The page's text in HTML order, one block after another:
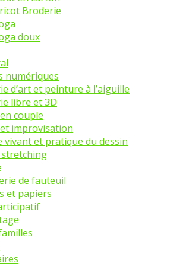
Broderie
doux
numériques
d’art et peinture à l’aiguille
libre et 3D
couple
improvisation
vivant et pratique du dessin
stretching
de fauteuil
et papiers